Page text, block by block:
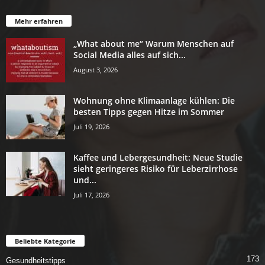
Mehr erfahren
„What about me“ Warum Menschen auf
Social Media alles auf sich...
August 3, 2026
Wohnung ohne Klimaanlage kühlen: Die
besten Tipps gegen Hitze im Sommer
Juli 19, 2026
Kaffee und Lebergesundheit: Neue Studie
sieht geringeres Risiko für Leberzirrhose
und...
Juli 17, 2026
Beliebte Kategorie
Gesundheitstipps 173